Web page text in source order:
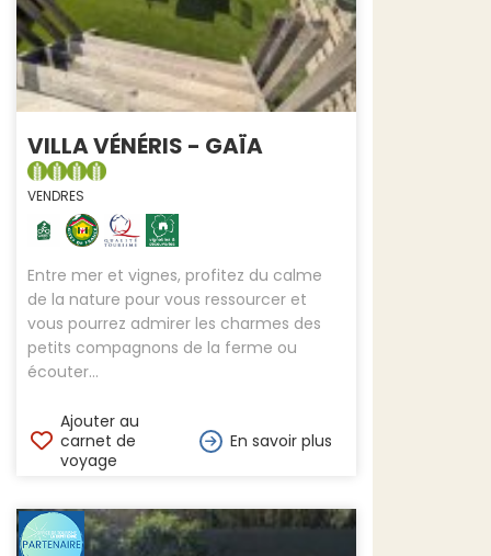
VILLA VÉNÉRIS - GAÏA
VENDRES
Entre mer et vignes, profitez du calme
de la nature pour vous ressourcer et
vous pourrez admirer les charmes des
petits compagnons de la ferme ou
écouter...
Ajouter au
carnet de
voyage
En savoir plus